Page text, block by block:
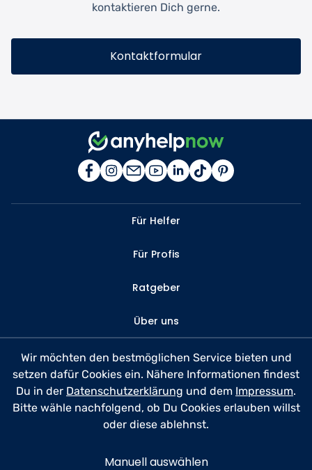
kontaktieren Dich gerne.
Kontaktformular
Für Helfer
Für Profis
Ratgeber
Über uns
Kontakt
FAQ
Datenschutz
Nutzungsbedingungen
Wir möchten den bestmöglichen Service bieten und
setzen dafür Cookies ein. Nähere Informationen findest
Du in der Datenschutzerklärung und dem Impressum.
Bitte wähle nachfolgend, ob Du Cookies erlauben willst
oder diese ablehnst.
Manuell auswählen